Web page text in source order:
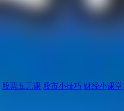
股票五元课 股市小技巧 财经小课堂